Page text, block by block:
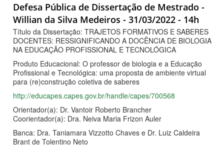
Defesa Pública de Dissertação de Mestrado -
Willian da Silva Medeiros - 31/03/2022 - 14h
Título da Dissertação: TRAJETOS FORMATIVOS E SABERES
DOCENTES: RESSIGNIFICANDO A DOCÊNCIA DE BIOLOGIA
NA EDUCAÇÃO PROFISSIONAL E TECNOLÓGICA
Produto Educacional: O professor de biologia e a Educação
Profissional e Tecnológica: uma proposta de ambiente virtual
para (re)construção coletiva de saberes
http://educapes.capes.gov.br/handle/capes/700568
Orientador(a): Dr. Vantoir Roberto Brancher
Coorientador(a): Dra. Neiva Maria Frizon Auler
Banca: Dra. Taniamara Vizzotto Chaves e Dr. Luiz Caldeira
Brant de Tolentino Neto